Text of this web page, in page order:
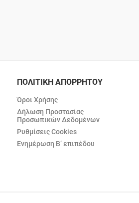
ΠΟΛΙΤΙΚΗ ΑΠΟΡΡΗΤΟΥ
Όροι Χρήσης
Δήλωση Προστασίας
Προσωπικών Δεδομένων
Ρυθμίσεις Cookies
Ενημέρωση Β’ επιπέδου